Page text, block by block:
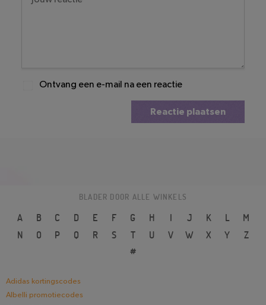
Ontvang een e-mail na een reactie
Reactie plaatsen
BLADER DOOR ALLE WINKELS
A B C D E F G H I J K L
M
N
O P Q R S T U V W X Y
Z
#
Adidas kortingscodes
Albelli promotiecodes